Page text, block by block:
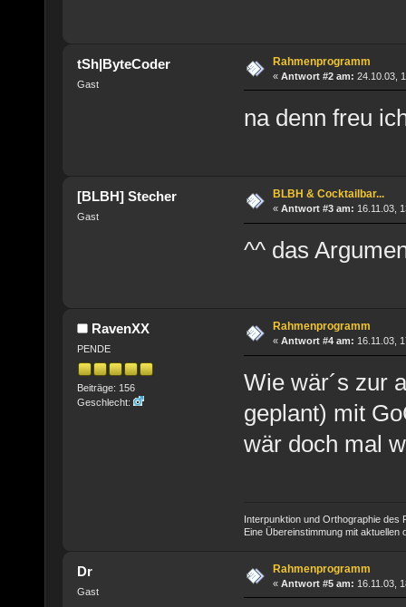
tSh|ByteCoder
Gast
Rahmenprogramm
« Antwort #2 am: 24.10.03,
na denn freu
[BLBH] Stecher
Gast
BLBH & Cocktailbar...
« Antwort #3 am: 16.11.03,
^^ das
RavenXX
PENDE
Beiträge: 156
Geschlecht:
Rahmenprogramm
« Antwort #4 am: 16.11.03,
Wie wär´s zur
geplant) mit
wär doch mal
Interpunktion und Orthographie des
Eine Übereinstimmung mit aktuellen
Dr
Gast
Rahmenprogramm
« Antwort #5 am: 16.11.03,